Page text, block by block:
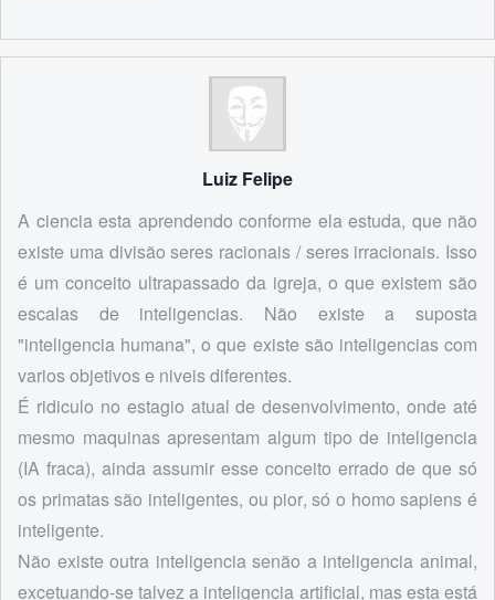
Luiz Felipe
A ciencia esta aprendendo conforme ela estuda, que não
existe uma divisão seres racionais / seres irracionais. Isso
é um conceito ultrapassado da igreja, o que existem são
escalas de inteligencias. Não existe a suposta
"inteligencia humana", o que existe são inteligencias com
varios objetivos e niveis diferentes.
É ridiculo no estagio atual de desenvolvimento, onde até
mesmo maquinas apresentam algum tipo de inteligencia
(IA fraca), ainda assumir esse conceito errado de que só
os primatas são inteligentes, ou pior, só o homo sapiens é
inteligente.
Não existe outra inteligencia senão a inteligencia animal,
excetuando-se talvez a inteligencia artificial, mas esta está